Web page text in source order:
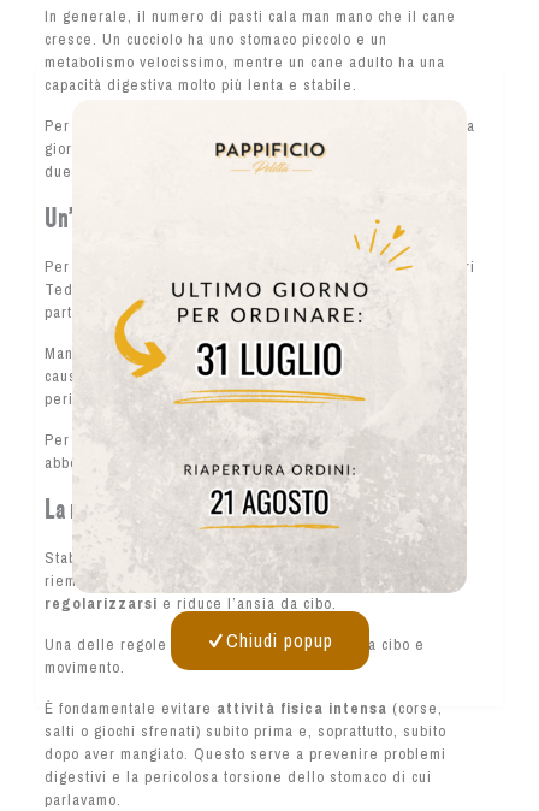
In generale, il numero di pasti cala man mano che il cane
cresce. Un cucciolo ha uno stomaco piccolo e un
metabolismo velocissimo, mentre un cane adulto ha una
capacità digestiva molto più lenta e stabile.
Per questo motivo i cuccioli mangiano più spesso durante la
giornata, mentre i cani adulti di solito si trovano bene con
due pasti al giorno.
Un’eccezione importante: la torsione gastrica
Per i cani di
(come Alani, Pastori
Tedeschi o Setter), dividere il cibo in almeno due pasti è
particolarmente importante.
Mangiare una dose molto grande in una sola volta può
causare la
torsione dello stomaco, una condizione molto
pericolosa che richiede un intervento veterinario urgente.
Per questo motivo è sempre meglio evitare un unico pasto
abbondante.
La routine dei pasti
Stabilire una routine costante per i pasti non serve solo a
riempire la ciotola, ma aiuta il metabolismo del cane a
regolarizzarsi e riduce l’ansia da cibo.
Una delle regole d’oro riguarda il rapporto tra cibo e
movimento.
È fondamentale evitare attività fisica intensa (corse,
salti o giochi sfrenati) subito prima e, soprattutto, subito
dopo aver mangiato. Questo serve a prevenire problemi
digestivi e la pericolosa torsione dello stomaco di cui
parlavamo.
Chiudi popup